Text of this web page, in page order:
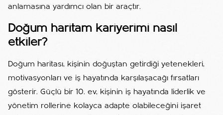
anlamasına yardımcı olan bir araçtır.
Doğum haritam kariyerimi nasıl
etkiler?
Doğum haritası, kişinin doğuştan getirdiği yetenekleri,
motivasyonları ve iş hayatında karşılaşacağı fırsatları
gösterir. Güçlü bir 10. ev, kişinin iş hayatında liderlik ve
yönetim rollerine kolayca adapte olabileceğini işaret